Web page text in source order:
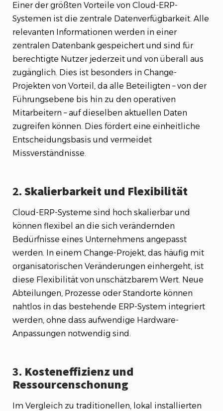
Einer der größten Vorteile von Cloud-ERP-
Systemen ist die zentrale Datenverfügbarkeit. Alle
relevanten Informationen werden in einer
zentralen Datenbank gespeichert und sind für
berechtigte Nutzer jederzeit und von überall aus
zugänglich. Dies ist besonders in Change-
Projekten von Vorteil, da alle Beteiligten – von der
Führungsebene bis hin zu den operativen
Mitarbeitern – auf dieselben aktuellen Daten
zugreifen können. Dies fördert eine einheitliche
Entscheidungsbasis und vermeidet
Missverständnisse.
2.Skalierbarkeit und Flexibilität
Cloud-ERP-Systeme sind hoch skalierbar und
können flexibel an die sich verändernden
Bedürfnisse eines Unternehmens angepasst
werden. In einem Change-Projekt, das häufig mit
organisatorischen Veränderungen einhergeht, ist
diese Flexibilität von unschätzbarem Wert. Neue
Abteilungen, Prozesse oder Standorte können
nahtlos in das bestehende ERP-System integriert
werden, ohne dass aufwendige Hardware-
Anpassungen notwendig sind.
3. Kosteneffizienz und
Ressourcenschonung
Im Vergleich zu traditionellen, lokal installierten